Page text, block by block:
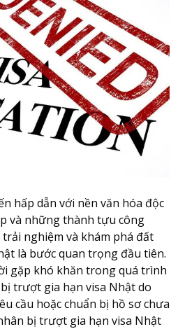
hấp dẫn với nền văn hóa độc
và những thành tựu công
nghiệm và khám phá đất
là bước quan trọng đầu tiên.
gặp khó khăn trong quá trình
trượt gia hạn visa Nhật do
cầu hoặc chuẩn bị hồ sơ chưa
bị trượt gia hạn visa Nhật